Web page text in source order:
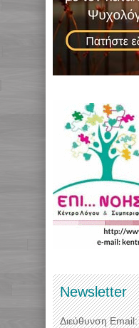
Newsletter
Διεύθυνση Email: